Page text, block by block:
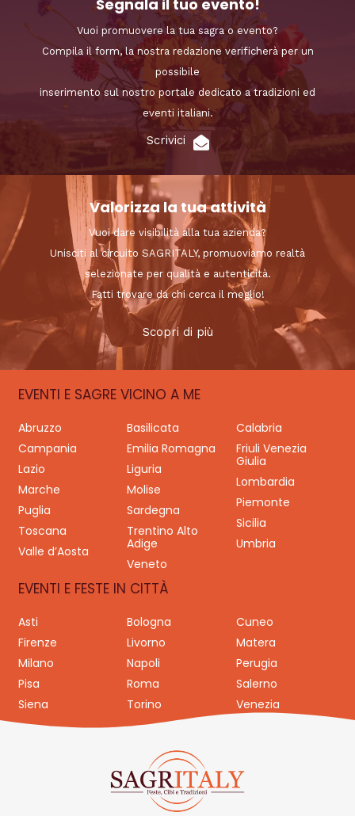
Segnala il tuo evento!
Vuoi promuovere la tua sagra o evento?
Compila il form, la nostra redazione verificherà per un
possibile
inserimento sul nostro portale dedicato a tradizioni ed
eventi italiani.
Scrivici
Valorizza la tua attività
Vuoi dare visibilità alla tua azienda?
Unisciti al circuito SAGRITALY, promuoviamo realtà
selezionate per qualità e autenticità.
Fatti trovare da chi cerca il meglio!
Scopri di più
EVENTI E SAGRE VICINO A ME
Abruzzo Basilicata
Calabria
Campania
Emilia Romagna
Friuli Venezia
Giulia
Lazio
Liguria
Lombardia
Marche
Molise
Piemonte
Puglia
Sardegna
Sicilia
Toscana
Trentino Alto
Adige
Umbria
Valle d’Aosta
Veneto
EVENTI E FESTE IN CITTÀ
Asti Bologna
Cuneo
Firenze
Livorno
Matera
Milano
Napoli
Perugia
Pisa
Roma
Salerno
Siena
Torino Venezia